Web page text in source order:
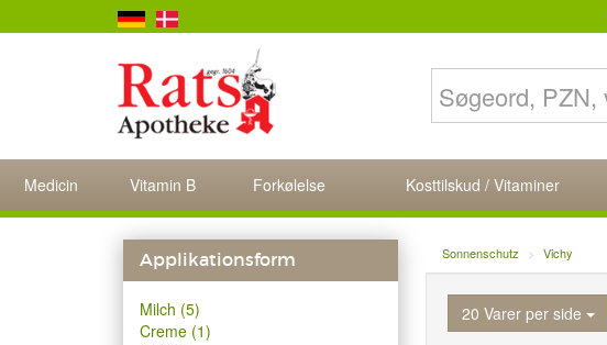
Medicin Vitamin B Forkølelse Kosttilskud / Vitaminer
Applikationsform
Milch (5)
Creme (1)
Sonnenschutz Vichy
20 Varer per side